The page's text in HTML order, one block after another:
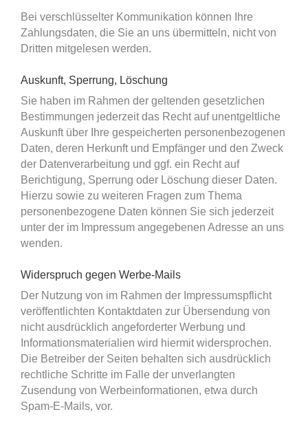
Bei verschlüsselter Kommunikation können Ihre
Zahlungsdaten, die Sie an uns übermitteln, nicht von
Dritten mitgelesen werden.
Auskunft, Sperrung, Löschung
Sie haben im Rahmen der geltenden gesetzlichen
Bestimmungen jederzeit das Recht auf unentgeltliche
Auskunft über Ihre gespeicherten personenbezogenen
Daten, deren Herkunft und Empfänger und den Zweck
der Datenverarbeitung und ggf. ein Recht auf
Berichtigung, Sperrung oder Löschung dieser Daten.
Hierzu sowie zu weiteren Fragen zum Thema
personenbezogene Daten können Sie sich jederzeit
unter der im Impressum angegebenen Adresse an uns
wenden.
Widerspruch gegen Werbe-Mails
Der Nutzung von im Rahmen der Impressumspflicht
veröffentlichten Kontaktdaten zur Übersendung von
nicht ausdrücklich angeforderter Werbung und
Informationsmaterialien wird hiermit widersprochen.
Die Betreiber der Seiten behalten sich ausdrücklich
rechtliche Schritte im Falle der unverlangten
Zusendung von Werbeinformationen, etwa durch
Spam-E-Mails, vor.